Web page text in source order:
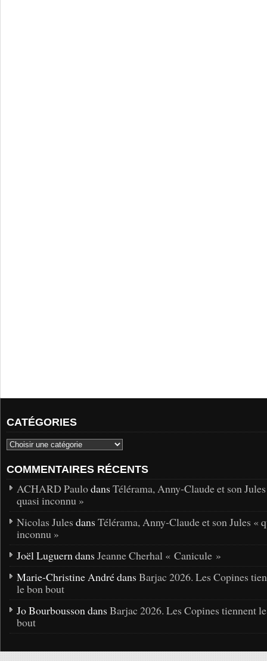
CATÉGORIES
COMMENTAIRES RÉCENTS
ACHARD Paulodans Télérama, Anny-Claude et son
quasi inconnu »
Nicolas Jules dans Télérama, Anny-Claude et son Jules «
inconnu »
Joël Luguern dans Jeanne Cherhal « Canicule »
Marie-Christine André dans Barjac 2026. Les Copines
le bon bout
Jo Bourbousson dans Barjac 2026. Les Copines tiennent
bout